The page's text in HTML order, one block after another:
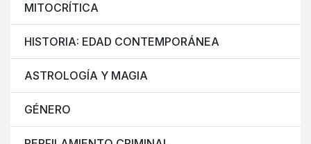
MITOCRÍTICA
HISTORIA: EDAD CONTEMPORÁNEA
ASTROLOGÍA Y MAGIA
GÉNERO